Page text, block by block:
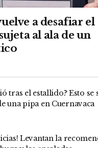
a desafiar el
al ala de un
tras el estallido? Esto se
una pipa en Cuernavaca
Levantan la